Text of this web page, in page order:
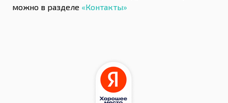
можно в разделе «Контакты»